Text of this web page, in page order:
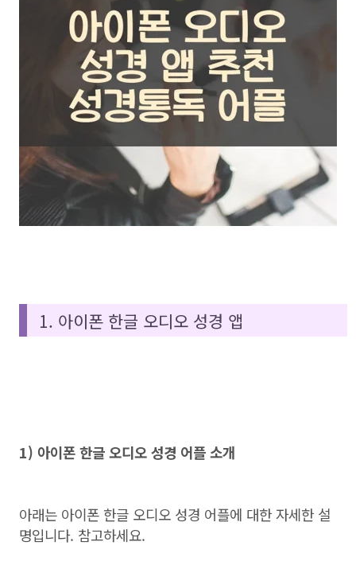
1. 아이폰 한글 오디오 성경 앱
1) 아이폰 한글 오디오 성경 어플 소개
아래는 아이폰 한글 오디오 성경 어플에 대한 자세한 설
명입니다. 참고하세요.